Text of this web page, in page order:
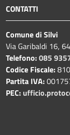
CONTATTI
Comune di Silvi
Via Garibaldi 16,
Telefono:085
Codice Fiscale:
Partita IVA:
PEC: